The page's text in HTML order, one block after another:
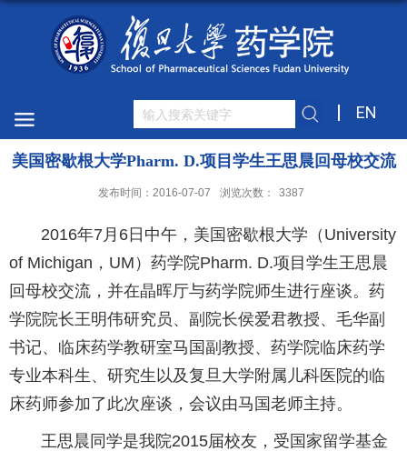
EN
美国密歇根大学Pharm. D.项目学生王思晨回母校交流
发布时间：2016-07-07 浏览次数： 3387
2016年7月6日中午，美国密歇根大学（University
of Michigan，UM）药学院Pharm. D.项目学生王思晨
回母校交流，并在晶晖厅与药学院师生进行座谈。药
学院院长王明伟研究员、副院长侯爱君教授、毛华副
书记、临床药学教研室马国副教授、药学院临床药学
专业本科生、研究生以及复旦大学附属儿科医院的临
床药师参加了此次座谈，会议由马国老师主持。
王思晨同学是我院2015届校友，受国家留学基金